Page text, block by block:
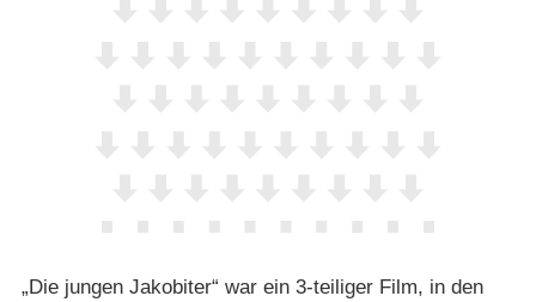
„Die jungen Jakobiter“ war ein 3-teiliger Film, in den